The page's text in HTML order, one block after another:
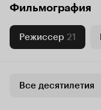
Фильмография
Режиссер 21
Все десятилетия